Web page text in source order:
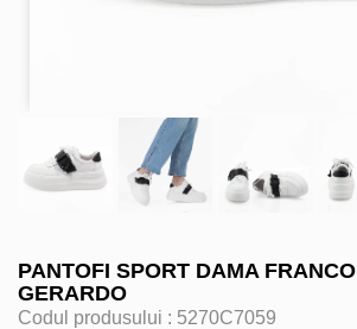
PANTOFI SPORT DAMA FRANCO
GERARDO
Codul produsului : 5270C7059